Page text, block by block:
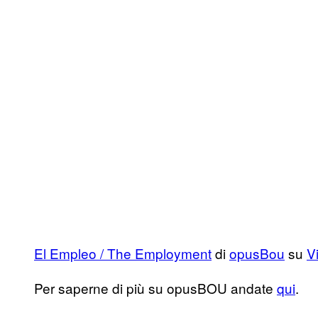
El Empleo / The EmploymentdiopusBou su
Per saperne di più su opusBOU andate qui.